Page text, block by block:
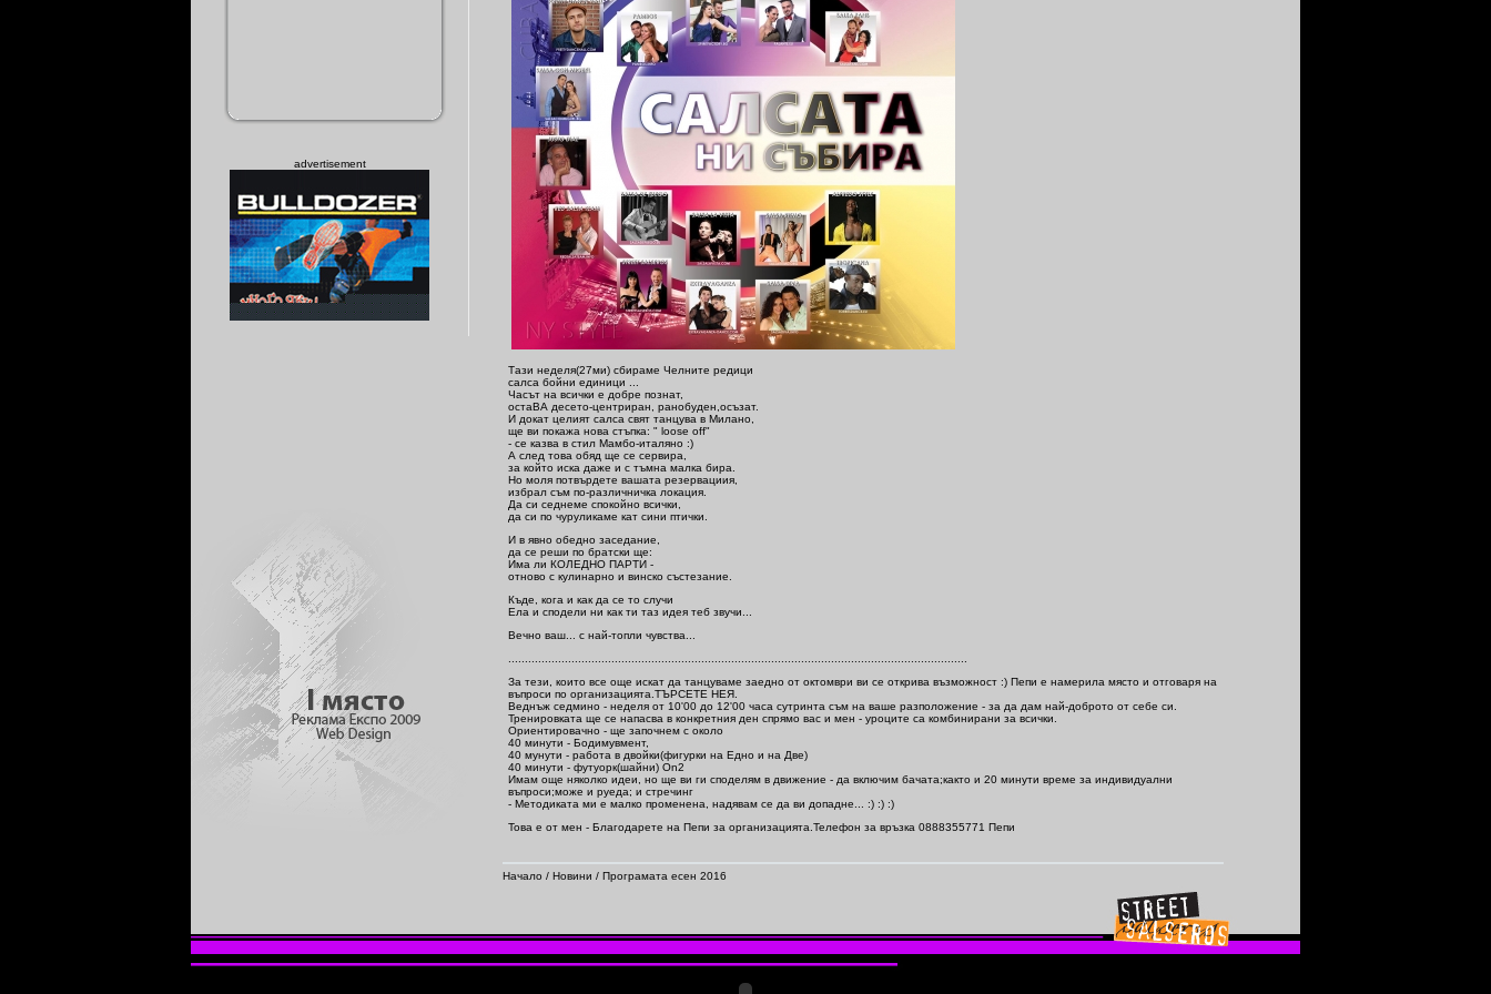
advertisement
Тази неделя(27ми) сбираме Челните редици
салса бойни единици ...
Часът на всички е добре познат,
остаВА десето-центриран, ранобуден,осъзат.
И докат целият салса свят танцува в Милано,
ще ви покажа нова стъпка: " loose off"
- се казва в стил Мамбо-италяно :)
А след това обяд ще се сервира,
за който иска даже и с тъмна малка бира.
Но моля потвърдете вашата резервациия,
избрал съм по-различничка локация.
Да си седнеме спокойно всички,
да си по чуруликаме кат сини птички.
И в явно обедно заседание,
да се реши по братски ще:
Има ли КОЛЕДНО ПАРТИ -
отново с кулинарно и винско състезание.
Къде, кога и как да се то случи
Ела и сподели ни как ти таз идея теб звучи...
Вечно ваш... с най-топли чувства...
За тези, които все още искат да танцуваме заедно от октомври ви се открива възможност :) Пепи е намерила място и отговаря на
въпроси по организацията.ТЪРСЕТЕ НЕЯ.
Веднъж седмино - неделя от 10'00 до 12'00 часа сутринта съм на ваше разположение - за да дам най-доброто от себе си.
Тренировката ще се напасва в конкретния ден спрямо вас и мен - уроците са комбинирани за всички.
Ориентировачно - ще започнем с около
40 минути - Бодимувмент,
40 мунути - работа в двойки(фигурки на Едно и на Две)
40 минути - футуорк(шайни) On2
Имам още няколко идеи, но ще ви ги споделям в движение - да включим бачата;както и 20 минути време за индивидуални
въпроси;може и руеда; и стречинг
- Методиката ми е малко променена, надявам се да ви допадне... :) :) :)
Това е от мен - Благодарете на Пепи за организацията.Телефон за връзка 0888355771 Пепи
Начало / Новини / Програмата есен 2016